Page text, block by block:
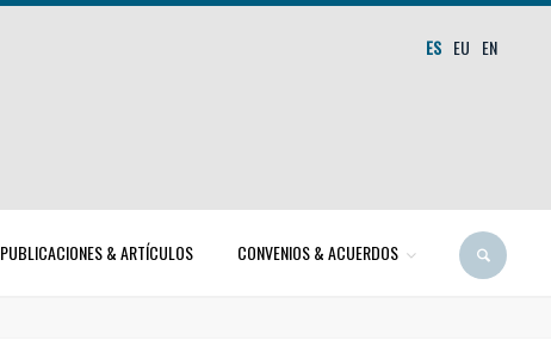
ES EU EN
PUBLICACIONES & ARTÍCULOS CONVENIOS & ACUERDOS